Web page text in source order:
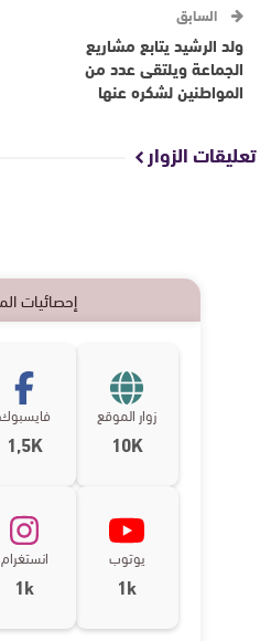
السابق
ولد الرشيد يتابع مشاريع
الجماعة ويلتقى عدد من
المواطنين لشكره عنها
تعليقات الزوار
إحصائيات
زوار الموقع
10K
فايسبوك
1,5K
يوتوب
1k
انستغرام
1k